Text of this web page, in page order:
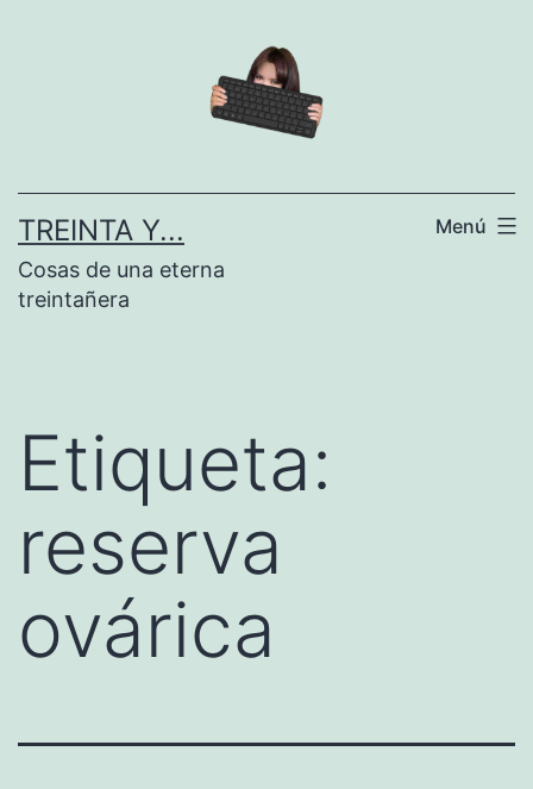
TREINTA Y...
Cosas de una eterna
treintañera
Menú
Etiqueta:
reserva
ovárica